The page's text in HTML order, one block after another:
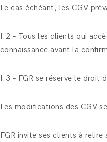
Le cas échéant, les CGV
I.2 – Tous les clients qui
connaissance avant la
I.3 – FGR se réserve le
Les modifications des CGV
FGR invite ses clients à